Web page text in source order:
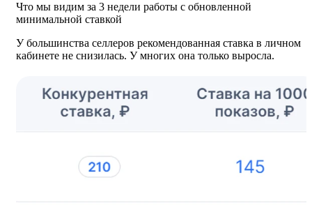
Что мы видим за 3 недели работы с обновленной
минимальной ставкой
У большинства селлеров рекомендованная ставка в личном
кабинете не снизилась. У многих она только выросла.